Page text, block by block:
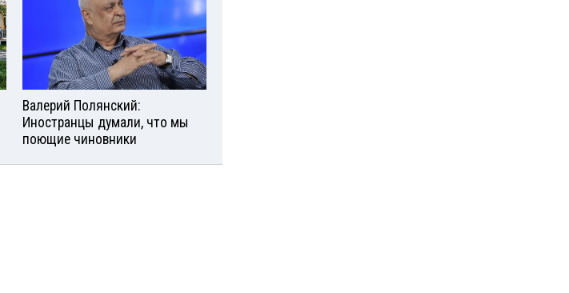
Валерий Полянский:
Иностранцы думали, что мы
поющие чиновники